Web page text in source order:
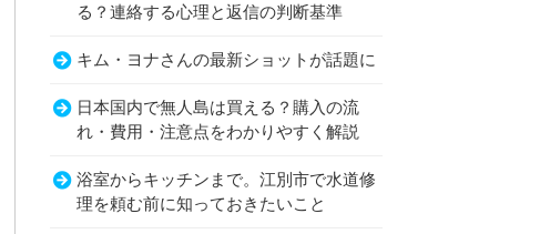
る？連絡する心理と返信の判断基準
キム・ヨナさんの最新ショットが話題に
日本国内で無人島は買える？購入の流
れ・費用・注意点をわかりやすく解説
浴室からキッチンまで。江別市で水道修
理を頼む前に知っておきたいこと